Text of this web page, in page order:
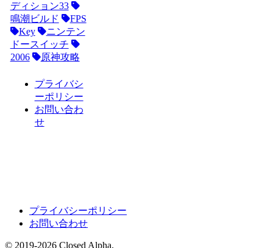
ディション33
鳴潮ビルド
FPS
Key
ニンテン
ドースイッチ
2006
原神攻略
プライバシ
ーポリシー
お問い合わ
せ
プライバシーポリシー
お問い合わせ
© 2019-2026 Closed Alpha.